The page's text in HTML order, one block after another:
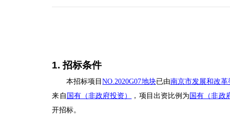
1. 招标条件
本招标项目NO.2020G07地块已由南京市发展和改革
来自 国有（非政府投资） ，项目出资比例为 国有（非政
开招标。